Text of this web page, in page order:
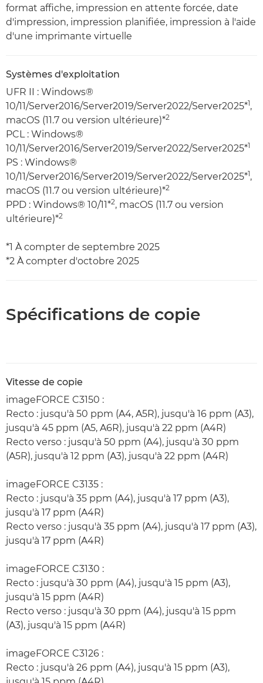
format affiche, impression en attente forcée, date
d'impression, impression planifiée, impression à l'aide
d'une imprimante virtuelle
Systèmes d'exploitation
UFR II : Windows®
10/11/Server2016/Server2019/Server2022/Server2025*1,
macOS (11.7 ou version ultérieure)*2
PCL : Windows®
10/11/Server2016/Server2019/Server2022/Server2025*1
PS : Windows®
10/11/Server2016/Server2019/Server2022/Server2025*1,
macOS (11.7 ou version ultérieure)*2
PPD : Windows® 10/11*2, macOS (11.7 ou version
ultérieure)*2
*1 À compter de septembre 2025
*2 À compter d'octobre 2025
Spécifications de copie
Vitesse de copie
imageFORCE C3150 :
Recto : jusqu'à 50 ppm (A4, A5R), jusqu'à 16 ppm (A3),
jusqu'à 45 ppm (A5, A6R), jusqu'à 22 ppm (A4R)
Recto verso : jusqu'à 50 ppm (A4), jusqu'à 30 ppm
(A5R), jusqu'à 12 ppm (A3), jusqu'à 22 ppm (A4R)
imageFORCE C3135 :
Recto : jusqu'à 35 ppm (A4), jusqu'à 17 ppm (A3),
jusqu'à 17 ppm (A4R)
Recto verso : jusqu'à 35 ppm (A4), jusqu'à 17 ppm (A3),
jusqu'à 17 ppm (A4R)
imageFORCE C3130 :
Recto : jusqu'à 30 ppm (A4), jusqu'à 15 ppm (A3),
jusqu'à 15 ppm (A4R)
Recto verso : jusqu'à 30 ppm (A4), jusqu'à 15 ppm
(A3), jusqu'à 15 ppm (A4R)
imageFORCE C3126 :
Recto : jusqu'à 26 ppm (A4), jusqu'à 15 ppm (A3),